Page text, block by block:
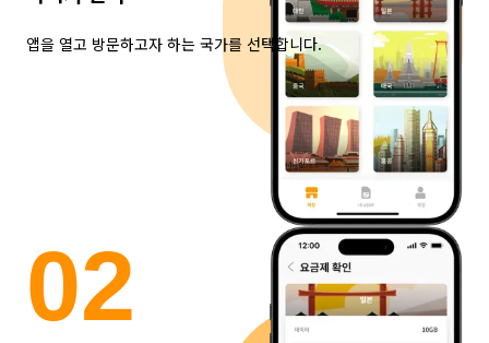
앱을 열고 방문하고자 하는 국가를 선택합니다.
02